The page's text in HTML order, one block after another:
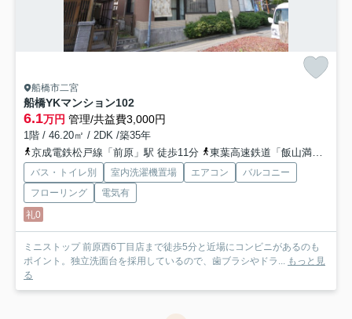
船橋市二宮
船橋YKマンション102
6.1万円 管理/共益費3,000円
1階 / 46.20㎡ / 2DK /築35年
京成電鉄松戸線「前原」駅 徒歩11分
東葉高速鉄道「飯山満」駅 徒歩16分
バス・トイレ別 室内洗濯機置場 エアコン
バルコニー
フローリング
電気有
礼0
ミニストップ 前原西6丁目店まで徒歩5分と近場にコンビニがあるのも
ポイント。独立洗面台を採用しているので、歯ブラシやドラ... もっと見
る